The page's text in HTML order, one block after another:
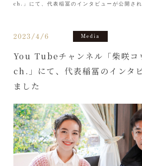
ch.」にて、代表稲冨のインタビューが公開さ
2023/4/6 Media
You Tubeチャンネル「柴咲コ
ch.」にて、代表稲冨のインタ
ました